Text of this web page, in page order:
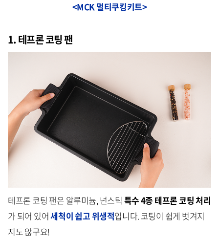
<MCK 멀티쿠킹키트>
1. 테프론 코팅 팬
테프론 코팅 팬은 알루미늄, 넌스틱 특수 4종 테프론 코팅 처리
가 되어 있어세척이 쉽고 위생적입니다. 코팅이 쉽게 벗겨지
지도 않구요!